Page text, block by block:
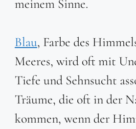
meinem Sinne.
Blau, Farbe des
Meeres, wird oft mit
Tiefe und Sehnsucht
Träume, die oft in der
kommen, wenn der